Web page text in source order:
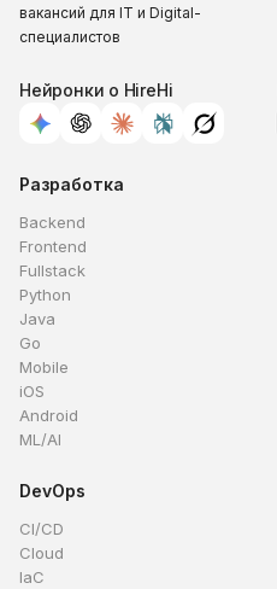
вакансий для IT и Digital-
специалистов
Нейронки о HireHi
Разработка
Backend
Frontend
Fullstack
Python
Java
Go
Mobile
iOS
Android
ML/AI
DevOps
CI/CD
Cloud
IaC